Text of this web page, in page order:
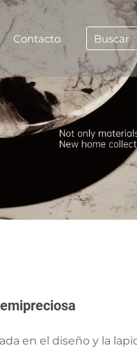
Contacto
en el diseño y la